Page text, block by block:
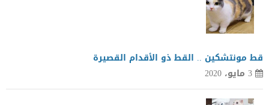
قط مونتشكين .. القط ذو الأقدام القصيرة
3 مايو، 2020